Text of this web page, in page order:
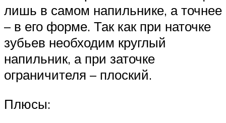
лишь в самом напильнике, а точнее
– в его форме. Так как при наточке
зубьев необходим круглый
напильник, а при заточке
ограничителя – плоский.
Плюсы: